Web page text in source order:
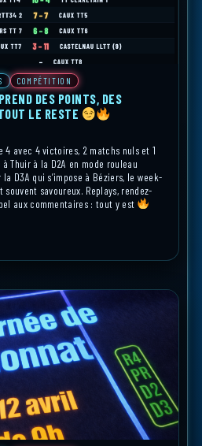
COMPÉTITION
DES POINTS, DES
LE RESTE
4 avec 4 victoires, 2 matchs nuls et 1
Thuir à la D2A en mode rouleau
D3A qui s’impose à Béziers, le week-
savoureux. Replays, rendez-
aux commentaires : tout y est